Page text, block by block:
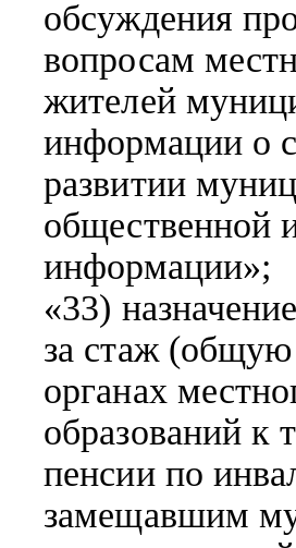
обсуждения
вопросам
жителей
информации о
развитии
общественной
информации»;
«33)
за стаж
органах
образований к
пенсии по
замещавшим